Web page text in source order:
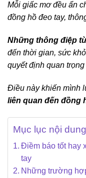
Mỗi giấc mơ đều ẩn
đồng hồ đeo tay,
Những thông điệp
đến thời gian, sức
quyết định quan
Điều này khiến mình
liên quan đến đồng
Mục lục nội dung
Điềm báo tốt hay
tay
Những trường